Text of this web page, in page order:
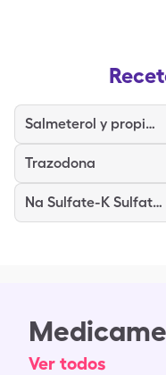
Salmeterol y propionato de fluticasona
Trazodona
Na Sulfate-K Sulfate-Mg Sulf
Ver todos